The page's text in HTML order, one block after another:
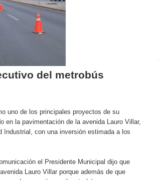
del metrobús
uno de los principales proyectos de su
en la pavimentación de la avenida Lauro Villar,
Industrial, con una inversión estimada a los
el Presidente Municipal dijo que
Lauro Villar porque además de que